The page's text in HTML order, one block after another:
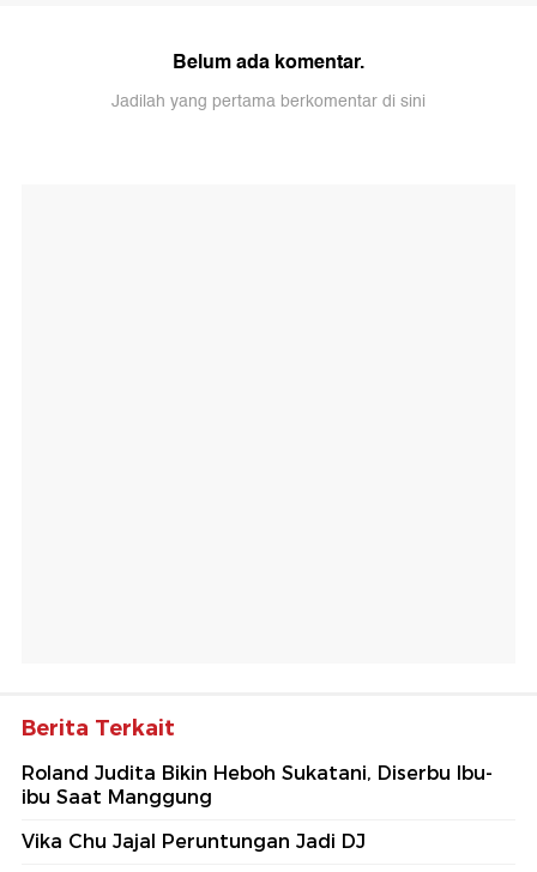
Belum ada komentar.
Jadilah yang pertama berkomentar di sini
Berita Terkait
Roland Judita Bikin Heboh Sukatani, Diserbu Ibu-
ibu Saat Manggung
Vika Chu Jajal Peruntungan Jadi DJ